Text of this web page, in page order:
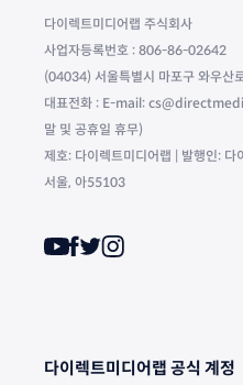
다이렉트미디어랩 주식회사
사업자등록번호 : 806-86-02642
(04034) 서울특별시 마포구 와우산
대표전화 : E-mail:
말 및 공휴일 휴무)
제호: 다이렉트미디어랩 | 발행인:
서울, 아55103
다이렉트미디어랩 공식 계정